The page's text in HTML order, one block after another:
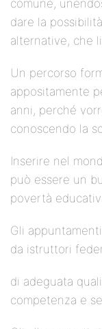
comune,
dare la
alternative, che
Un percorso
appositamente
anni, perché
conoscendo la
Inserire nel
può essere un
povertà
Gli
da istruttori
di adeguata
competenza e